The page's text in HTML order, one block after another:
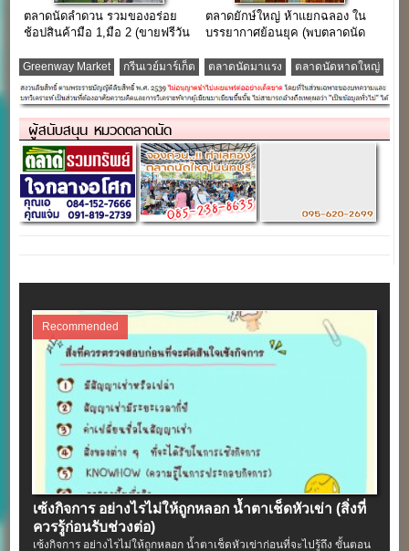
ตลาดนัดลำดวน รวมของอร่อย
ช้อปสินค้ามือ 1,มือ 2 (ขายฟรีวัน
ตลาดยักษ์ใหญ่ ห้าแยกฉลอง ใน
บรรยากาศย้อนยุค (พบตลาดนัด
Greenway Market กรีนเวย์มาร์เก็ต ตลาดนัดมาแรง ตลาดนัดหาดใหญ่
ผู้สนับสนุน หมวดตลาดนัด
Recommended
เซ้งกิจการ อย่างไรไม่ให้ถูกหลอก น้ำตาเช็ดหัวเข่า (สิ่งที่
ควรรู้ก่อนรับช่วงต่อ)
เซ้งกิจการ อย่างไรไม่ให้ถูกหลอก น้ำตาเช็ดหัวเข่าก่อนที่จะไปรู้ถึง ขั้นตอน